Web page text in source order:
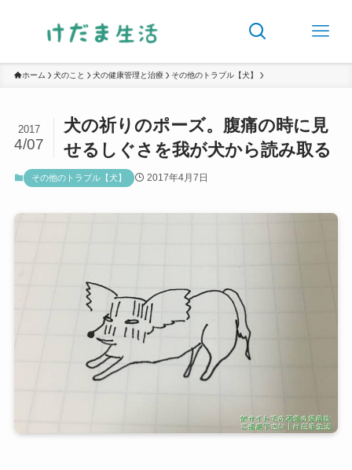
ホーム 犬のこと 犬の健康管理と治療 その他のトラブル【犬】
犬の祈りのポーズ。腹痛の時に見
せるしぐさを我が犬から読み取る
2017
4/07
その他のトラブル【犬】 2017年4月7日